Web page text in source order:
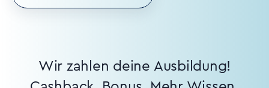
Wir zahlen deine Ausbildung!